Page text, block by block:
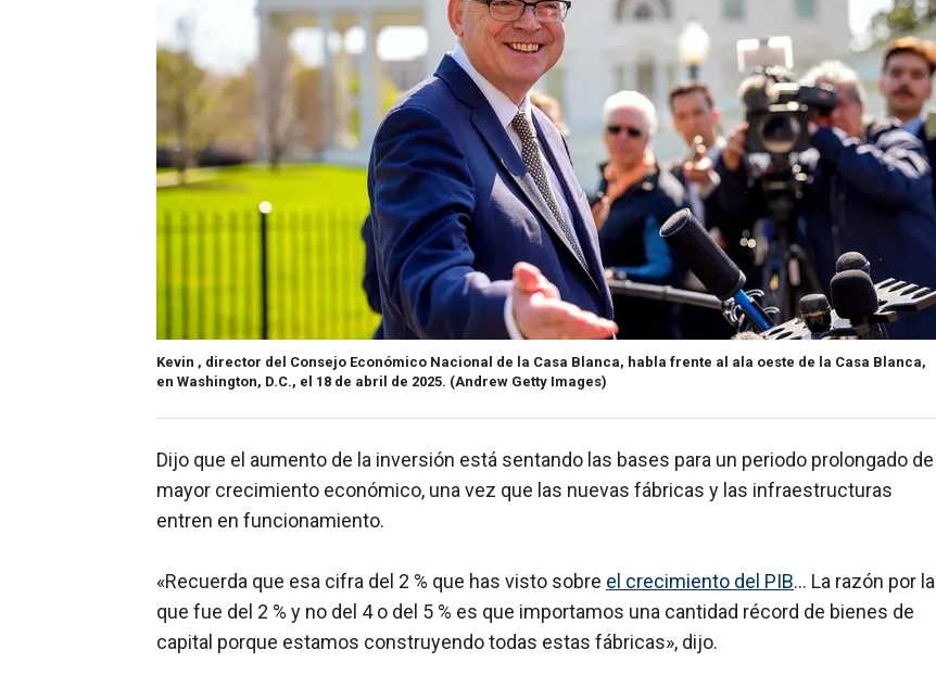
Kevin , director del Consejo Económico Nacional de la Casa Blanca, habla frente al ala oeste de la Casa Blanca,
en Washington, D.C., el 18 de abril de 2025. (Andrew Getty Images)
Dijo que el aumento de la inversión está sentando las bases para un periodo prolongado de
mayor crecimiento económico, una vez que las nuevas fábricas y las infraestructuras
entren en funcionamiento.
«Recuerda que esa cifra del 2 % que has visto sobre el crecimiento del PIB... La razón por la
que fue del 2 % y no del 4 o del 5 % es que importamos una cantidad récord de bienes de
capital porque estamos construyendo todas estas fábricas», dijo.